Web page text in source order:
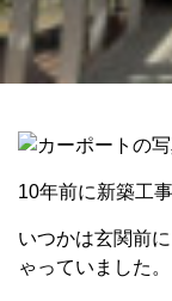
10年前に新築工
いつかは玄関前
ゃっていました。